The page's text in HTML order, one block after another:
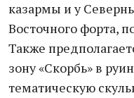
казармы и у
Восточного форта,
Также
зону «Скорбь» в
тематическую